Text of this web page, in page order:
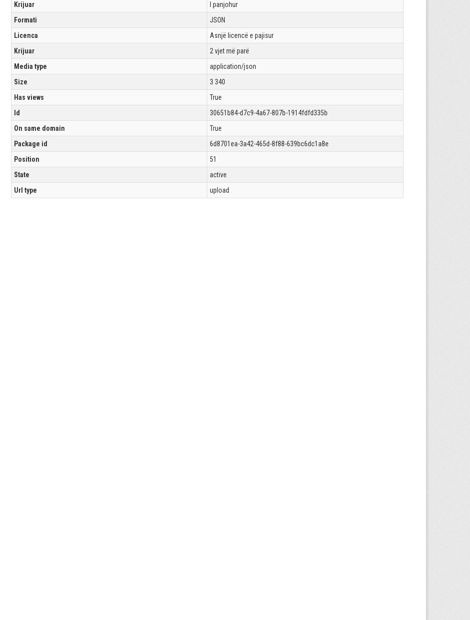
Krijuar
I panjohur
Formati
JSON
Licenca
Asnjë licencë e pajisur
Krijuar
2 vjet më parë
Media type
application/json
Size
3 340
Has views
True
Id
30651b84-d7c9-4a67-807b-1914fdfd335b
On same domain
True
Package id
6d8701ea-3a42-465d-8f88-639bc6dc1a8e
Position
51
State
active
Url type
upload